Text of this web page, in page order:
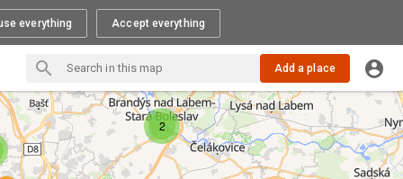
everything Accept everything
Add a place
2